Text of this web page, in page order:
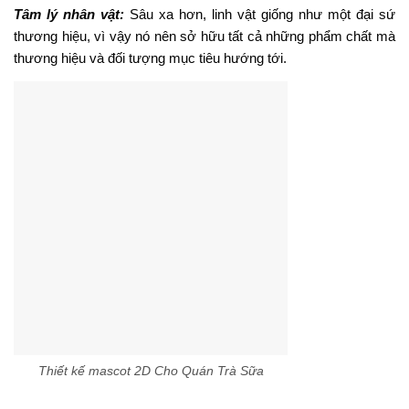
Tâm lý nhân vật: Sâu xa hơn, linh vật giống như một đại sứ
thương hiệu, vì vậy nó nên sở hữu tất cả những phẩm chất mà
thương hiệu và đối tượng mục tiêu hướng tới.
Thiết kế mascot 2D Cho Quán Trà Sữa